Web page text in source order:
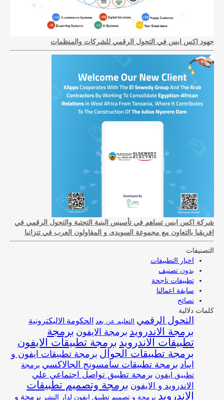
جهود اكس ابس في التحول الرقمي للشركات والمنظمات
شركة اكس ابس تساهم في تأسيس البنية التحتية والتحول الرقمي في
افريقيا بالتعاون مع مجموعة السويدى و المقاولون العرب في تنزانيا
التصنيفات
اخبار التطبيقات
بدون تصنيف
تطبيقات ناجحة
سابقة اعمالنا
نصائح
كلمات دلالية
التحول الرقمي التعليم عن بعد الحكومة الاليكترونية
برمجة الاندرويد برمجة الايفون برمجة
تطبيقات الاندرويد برمجة تطبيقات الايفون
برمجة تطبيقات الجوال برمجة تطبيقات ايفون و
ايباد برمجة تطبيقات سامسونج الجالاكسي برمجة
تطبيق ايفون برمجة تطبيق تواصل اجتماعي علي
الاندرويد و الايفون برمجة وتصميم تطبيقات
الاندرويد برمجة و تصميم تطبيق ايفون لدار النشر برمجة و